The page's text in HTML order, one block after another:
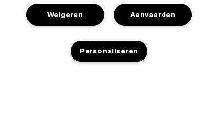
Aanvaarden
Weigeren
Personaliseren